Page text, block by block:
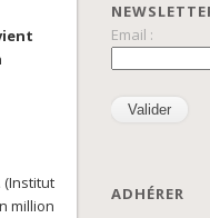
(Institut
million
Email :
ADHÉRER